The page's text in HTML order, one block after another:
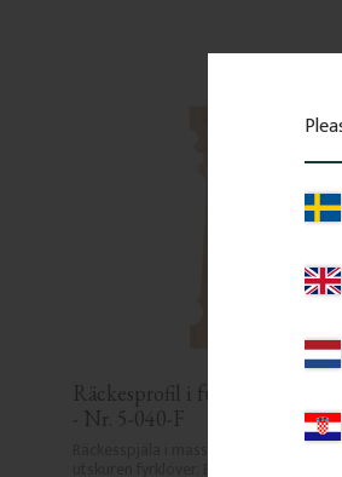
Räckesprofil i furu - Klassisk
- Nr. 5-040-F